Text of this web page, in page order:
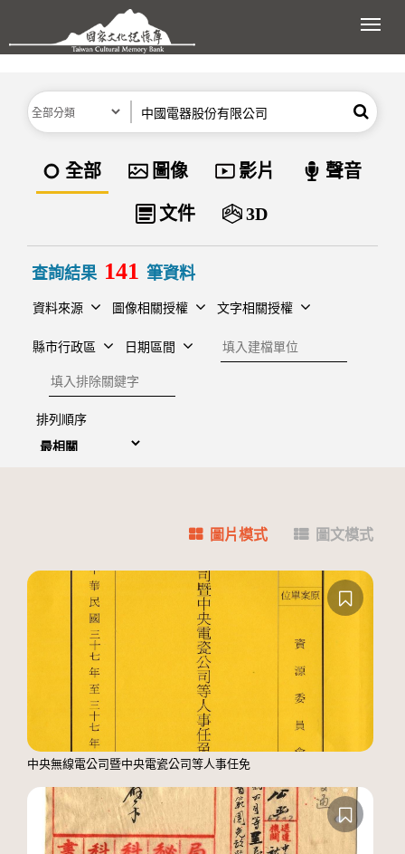
跳到主要內容區塊
展
分類 搜尋
資料類型
全部 圖像 影片 聲音
文件 3D
查詢結果 141 筆資料
資料來源 圖像相關授權 文字相關授權
縣市行政區 日期區間
建檔單位
排除關鍵字
排列順序
圖片模式 圖文模式
中央無線電公司暨中央電瓷公司等人事任免